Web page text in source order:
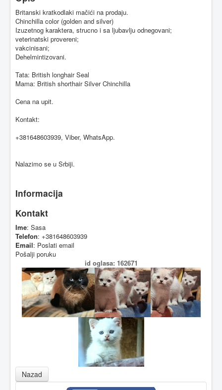
Britanski kratkodlaki mačići na prodaju.
Chinchilla color (golden and silver)
Izuzetnog karaktera, strucno i sa ljubavlju odnegovani;
veterinatski provereni;
vakcinisani;
Dehelmintizovani.
Tata: British longhair Seal
Mama: British shorthair Silver Chinchilla
Cena na upit.
Kontakt:
+381648603939, Viber, WhatsApp.
Nalazimo se u Srbiji.
Informacija
Kontakt
Ime: Sasa
Telefon: +381648603939
Email: Poslati email
Pošalji poruku
id oglasa: 162671
Nazad